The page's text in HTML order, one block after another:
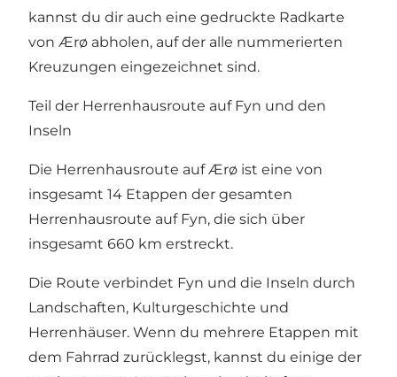
kannst du dir auch eine gedruckte Radkarte
von Ærø abholen, auf der alle nummerierten
Kreuzungen eingezeichnet sind.
Teil der Herrenhausroute auf Fyn und den
Inseln
Die Herrenhausroute auf Ærø ist eine von
insgesamt 14 Etappen der gesamten
Herrenhausroute auf Fyn, die sich über
insgesamt 660 km erstreckt.
Die Route verbindet Fyn und die Inseln durch
Landschaften, Kulturgeschichte und
Herrenhäuser. Wenn du mehrere Etappen mit
dem Fahrrad zurücklegst, kannst du einige der